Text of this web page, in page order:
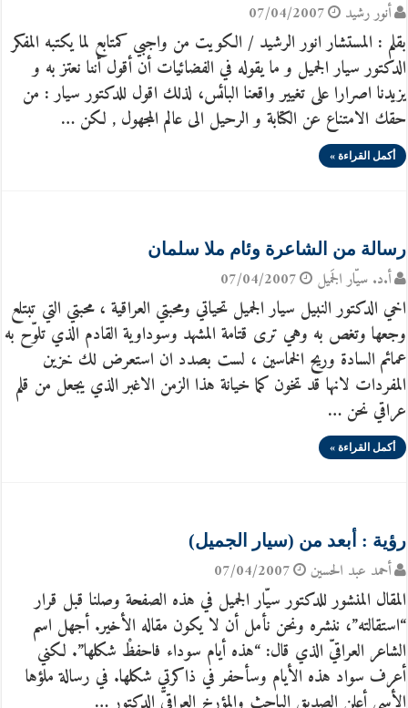
أنور رشيد 07/04/2007
بقلم : المستشار انور الرشيد / الكويت من واجبي كمتابع لما يكتبه المفكر
الدكتور سيار الجميل و ما يقوله في الفضائيات أن أقول أننا نعتز به و
يزيدنا اصرارا على تغيير واقعنا البائس، لذلك اقول للدكتور سيار : من
حقك الامتناع عن الكتابة و الرحيل الى عالم المجهول , لكن …
أكمل القراءة »
رسالة من الشاعرة وئام ملا سلمان
أ.د. سيّار الجَميل 07/04/2007
اخي الدكتور النبيل سيار الجميل تحياتي ومحبتي العراقية ، محبتي التي تبتلع
وجعها وتغص به وهي ترى قتامة المشهد وسوداوية القادم الذي تلوّح به
عمائم السادة وريح الخماسين ، لست بصدد ان استعرض لك خزين
المفردات لانها قد تخون كما خيانة هذا الزمن الاغبر الذي يجعل من قلم
عراقي نحن …
أكمل القراءة »
رؤية : أبعد من (سيار الجميل)
أحمد عبد الحسين 07/04/2007
المقال المنشور للدكتور سيّار الجميل في هذه الصفحة وصلنا قبل قرار
“استقالته”، ننشره ونحن نأمل أن لا يكون مقاله الأخير. أجهل اسم
الشاعر العراقيّ الذي قال: “هذه أيام سوداء فاحفظْ شكلها”. لكني
أعرف سواد هذه الأيام وسأحفر في ذاكرتي شكلها. في رسالة ملؤها